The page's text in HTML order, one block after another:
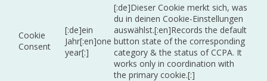
Cookie
Consent
[:de]ein
Jahr[:en]one
year[:]
[:de]Dieser Cookie merkt sich, was
du in deinen Cookie-Einstellungen
auswählst.[:en]Records the default
button state of the corresponding
category & the status of CCPA. It
works only in coordination with
the primary cookie.[:]